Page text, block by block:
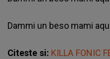
Dаmmі un bеѕо mаmі
Citeste si: KILLA FONIC